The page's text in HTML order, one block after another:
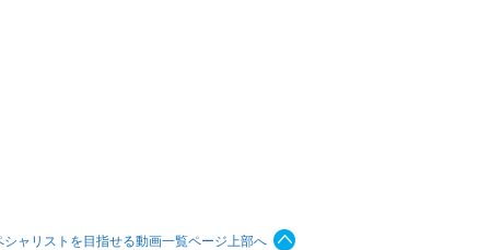
シャリストを目指せる動画一覧ページ上部へ